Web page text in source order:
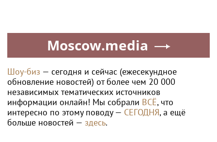
Moscow.media
Шоу-биз — сегодня и сейчас (ежесекундное
обновление новостей) от более чем 20 000
независимых тематических источников
информации онлайн! Мы собрали ВСЁ, что
интересно по этому поводу — СЕГОДНЯ, а ещё
больше новостей — здесь.